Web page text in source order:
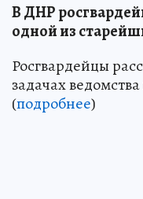
В ДНР
одной из
Росгвардейцы
задачах
(подробнее)